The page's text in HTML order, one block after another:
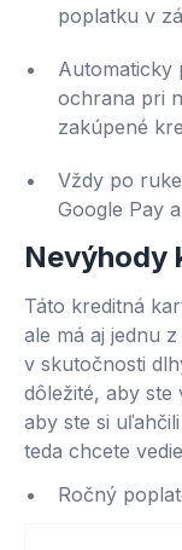
poplatku v
Automaticky
ochrana pri
zakúpené
Vždy po
Google Pay
Nevýhody
Táto kreditná
ale má aj jednu
v skutočnosti
dôležité, aby ste
aby ste si
teda chcete
Ročný